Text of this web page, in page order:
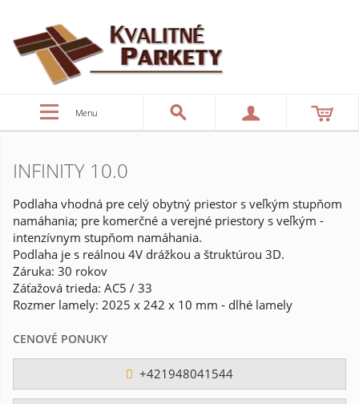
Menu
INFINITY 10.0
Podlaha vhodná pre celý obytný priestor s veľkým stupňom
namáhania; pre komerčné a verejné priestory s veľkým -
intenzívnym stupňom namáhania.
Podlaha je s reálnou 4V drážkou a štruktúrou 3D.
Záruka: 30 rokov
Záťažová trieda: AC5 / 33
Rozmer lamely: 2025 x 242 x 10 mm - dlhé lamely
CENOVÉ PONUKY
+421948041544